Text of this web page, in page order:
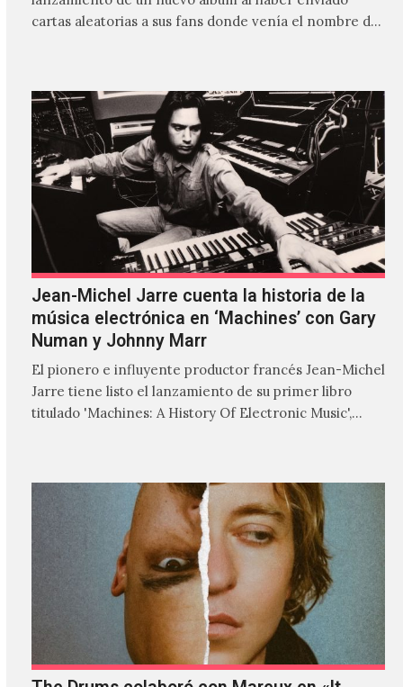
cartas aleatorias a sus fans donde venía el nombre de
Jean-Michel Jarre cuenta la historia de la
música electrónica en ‘Machines’ con Gary
Numan y Johnny Marr
El pionero e influyente productor francés Jean-Michel
Jarre tiene listo el lanzamiento de su primer libro
titulado 'Machines: A History Of Electronic Music',